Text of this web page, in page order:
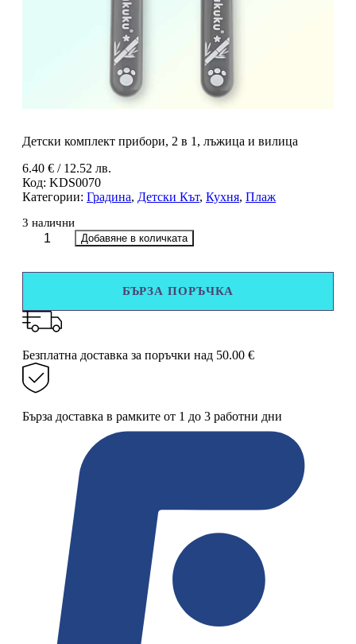
Детски комплект прибори, 2 в 1, лъжица и вилица
6.40 € / 12.52 лв.
Код: KDS0070
Категории: Градина, Детски Кът, Кухня, Плаж
3 налични
количество
2
в
лъжица
и
вилица
Добавяне в количката
БЪРЗА ПОРЪЧКА
Безплатна доставка за поръчки над 50.00 €
Бърза доставка в рамките от 1 до 3 работни дни